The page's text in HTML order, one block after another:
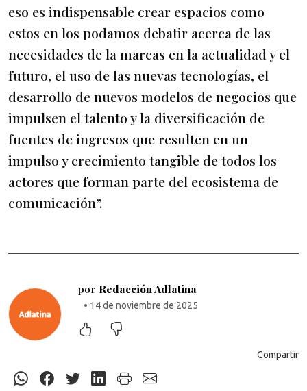
eso es indispensable crear espacios como
estos en los podamos debatir acerca de las
necesidades de la marcas en la actualidad y el
futuro, el uso de las nuevas tecnologías, el
desarrollo de nuevos modelos de negocios que
impulsen el talento y la diversificación de
fuentes de ingresos que resulten en un
impulso y crecimiento tangible de todos los
actores que forman parte del ecosistema de
comunicación”.
por Redacción Adlatina
• 14 de noviembre de 2025
Compartir